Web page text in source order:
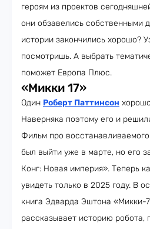
героям из проектов
они обзавелись собственными
истории закончились хорошо?
посмотришь. А выбрать
поможет Европа Плюс.
«Микки 17»
Один Роберт Паттинсон
Наверняка поэтому его и
Фильм про
был выйти уже в марте, но его
Конг: Новая империя». Теперь
увидеть только в 2025 году. В
книга Эдварда Эштона «Микки-
рассказывает историю робота,